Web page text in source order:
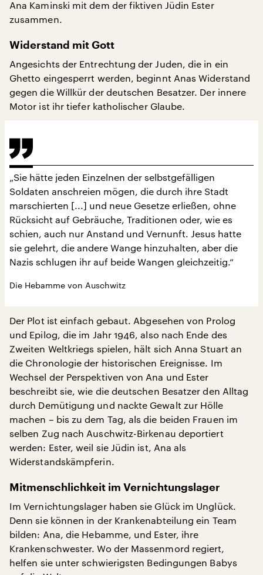
Ana Kaminski mit dem der fiktiven Jüdin Ester
zusammen.
Widerstand mit Gott
Angesichts der Entrechtung der Juden, die in ein
Ghetto eingesperrt werden, beginnt Anas Widerstand
gegen die Willkür der deutschen Besatzer. Der innere
Motor ist ihr tiefer katholischer Glaube.
„Sie hätte jeden Einzelnen der selbstgefälligen
Soldaten anschreien mögen, die durch ihre Stadt
marschierten [...] und neue Gesetze erließen, ohne
Rücksicht auf Gebräuche, Traditionen oder, wie es
schien, auch nur Anstand und Vernunft. Jesus hatte
sie gelehrt, die andere Wange hinzuhalten, aber die
Nazis schlugen ihr auf beide Wangen gleichzeitig.“
Die Hebamme von Auschwitz
Der Plot ist einfach gebaut. Abgesehen von Prolog
und Epilog, die im Jahr 1946, also nach Ende des
Zweiten Weltkriegs spielen, hält sich Anna Stuart an
die Chronologie der historischen Ereignisse. Im
Wechsel der Perspektiven von Ana und Ester
beschreibt sie, wie die deutschen Besatzer den Alltag
durch Demütigung und nackte Gewalt zur Hölle
machen – bis zu dem Tag, als die beiden Frauen im
selben Zug nach Auschwitz-Birkenau deportiert
werden: Ester, weil sie Jüdin ist, Ana als
Widerstandskämpferin.
Mitmenschlichkeit im Vernichtungslager
Im Vernichtungslager haben sie Glück im Unglück.
Denn sie können in der Krankenabteilung ein Team
bilden: Ana, die Hebamme, und Ester, ihre
Krankenschwester. Wo der Massenmord regiert,
helfen sie unter schwierigsten Bedingungen Babys